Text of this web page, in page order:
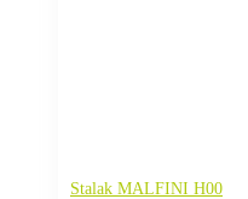
Stalak MALFINI H00